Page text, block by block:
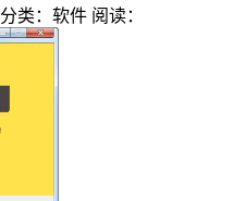
分类：软件 阅读：